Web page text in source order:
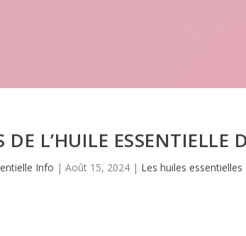
DE L’HUILE ESSENTIELLE
Info |Août 15, 2024 | Les huiles essentielles